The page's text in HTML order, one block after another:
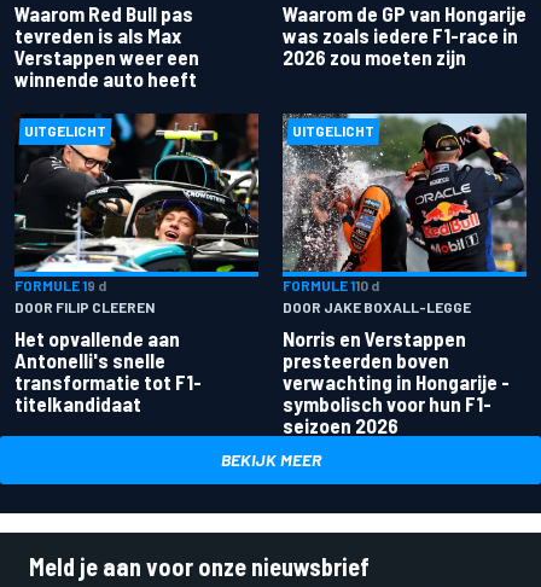
Waarom Red Bull pas
tevreden is als Max
Verstappen weer een
winnende auto heeft
Waarom de GP van Hongarije
was zoals iedere F1-race in
2026 zou moeten zijn
UITGELICHT
FORMULE 19 d
DOOR FILIP CLEEREN
Het opvallende aan
Antonelli's snelle
transformatie tot F1-
titelkandidaat
UITGELICHT
FORMULE 110 d
DOOR JAKE BOXALL-LEGGE
Norris en Verstappen
presteerden boven
verwachting in Hongarije -
symbolisch voor hun F1-
seizoen 2026
BEKIJK MEER
Meld je aan voor onze nieuwsbrief